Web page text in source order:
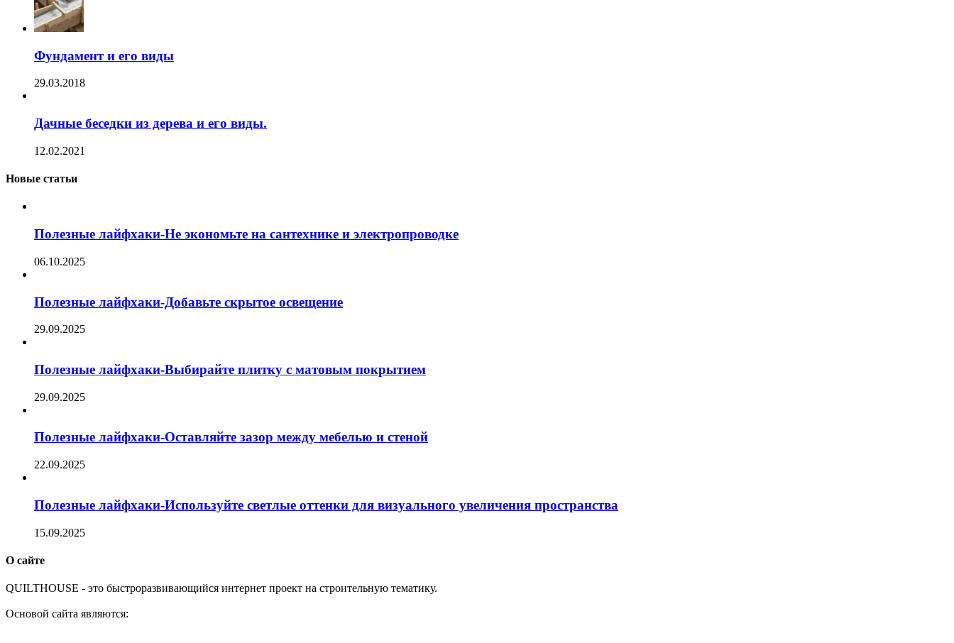
Фундамент и его виды
29.03.2018
Дачные беседки из дерева и его виды.
12.02.2021
Новые статьи
Полезные лайфхаки-Не экономьте на сантехнике и электропроводке
06.10.2025
Полезные лайфхаки-Добавьте скрытое освещение
29.09.2025
Полезные лайфхаки-Выбирайте плитку с матовым покрытием
29.09.2025
Полезные лайфхаки-Оставляйте зазор между мебелью и стеной
22.09.2025
Полезные лайфхаки-Используйте светлые оттенки для визуального увеличения пространства
15.09.2025
О сайте
QUILTHOUSE - это быстроразвивающийся интернет проект на строительную тематику.
Основой сайта являются: